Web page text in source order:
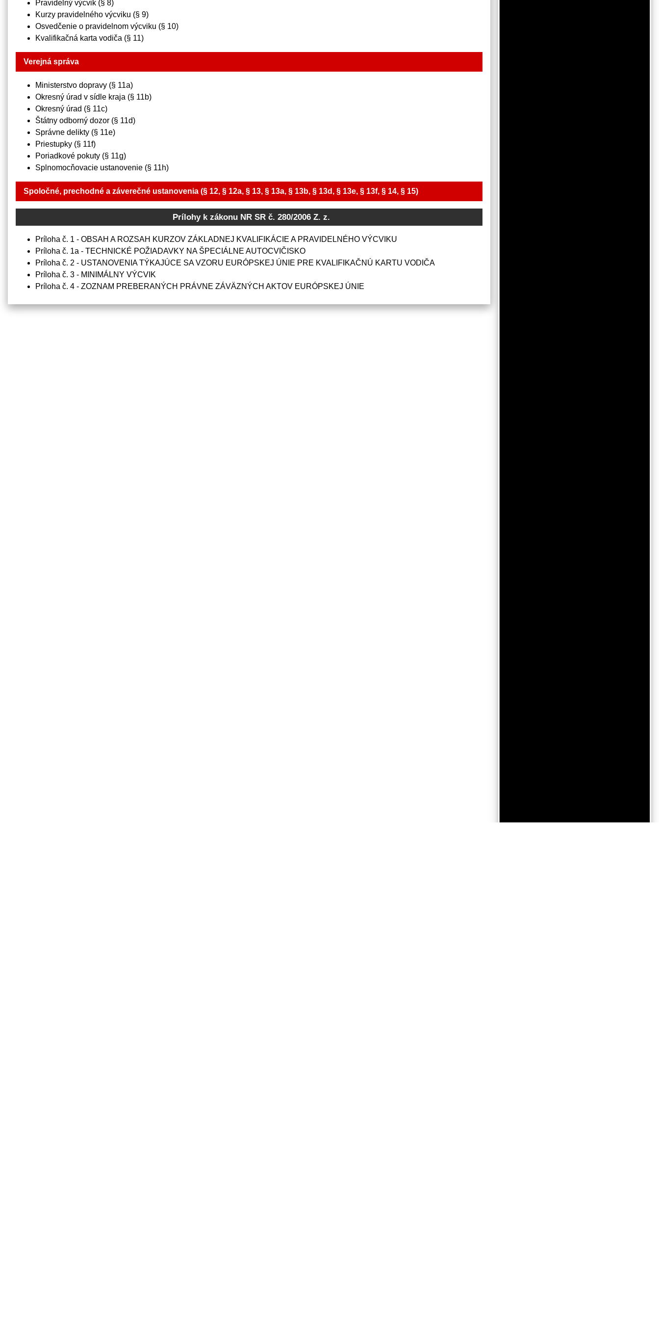
Pravidelný výcvik (§ 8)
Kurzy pravidelného výcviku (§ 9)
Osvedčenie o pravidelnom výcviku (§ 10)
Kvalifikačná karta vodiča (§ 11)
Verejná správa
Ministerstvo dopravy (§ 11a)
Okresný úrad v sídle kraja (§ 11b)
Okresný úrad (§ 11c)
Štátny odborný dozor (§ 11d)
Správne delikty (§ 11e)
Priestupky (§ 11f)
Poriadkové pokuty (§ 11g)
Splnomocňovacie ustanovenie (§ 11h)
Spoločné, prechodné a záverečné ustanovenia (§ 12, § 12a, § 13, § 13a, § 13b, § 13d, § 13e, § 13f, § 14, § 15)
Prílohy k zákonu NR SR č. 280/2006 Z. z.
Príloha č. 1 - OBSAH A ROZSAH KURZOV ZÁKLADNEJ KVALIFIKÁCIE A PRAVIDELNÉHO VÝCVIKU
Príloha č. 1a - TECHNICKÉ POŽIADAVKY NA ŠPECIÁLNE AUTOCVIČISKO
Príloha č. 2 - USTANOVENIA TÝKAJÚCE SA VZORU EURÓPSKEJ ÚNIE PRE KVALIFIKAČNÚ KARTU VODIČA
Príloha č. 3 - MINIMÁLNY VÝCVIK
Príloha č. 4 - ZOZNAM PREBERANÝCH PRÁVNE ZÁVÄZNÝCH AKTOV EURÓPSKEJ ÚNIE